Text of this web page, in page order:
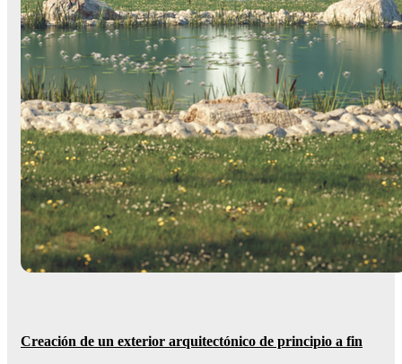
Creación de un exterior arquitectónico de principio a fin